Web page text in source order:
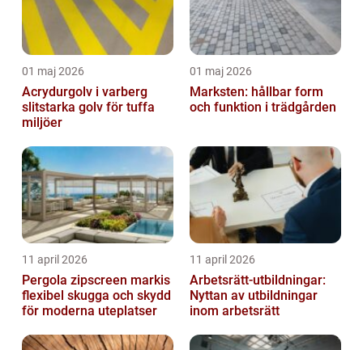
01 maj 2026
Acrydurgolv i varberg
slitstarka golv för tuffa
miljöer
01 maj 2026
Marksten: hållbar form
och funktion i trädgården
11 april 2026
Pergola zipscreen markis
flexibel skugga och skydd
för moderna uteplatser
11 april 2026
Arbetsrätt-utbildningar:
Nyttan av utbildningar
inom arbetsrätt